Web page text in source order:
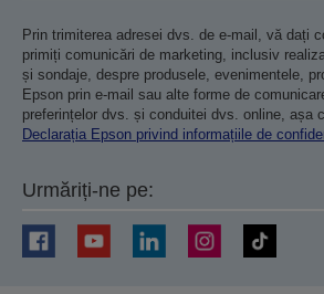
Prin trimiterea adresei dvs. de e-mail, vă dați
primiți comunicări de marketing, inclusiv
și sondaje, despre produsele, evenimentele,
Epson prin e-mail sau alte forme de
preferințelor dvs. și conduitei dvs. online, așa
Declarația Epson privind informațiile de
Urmăriți-ne pe: